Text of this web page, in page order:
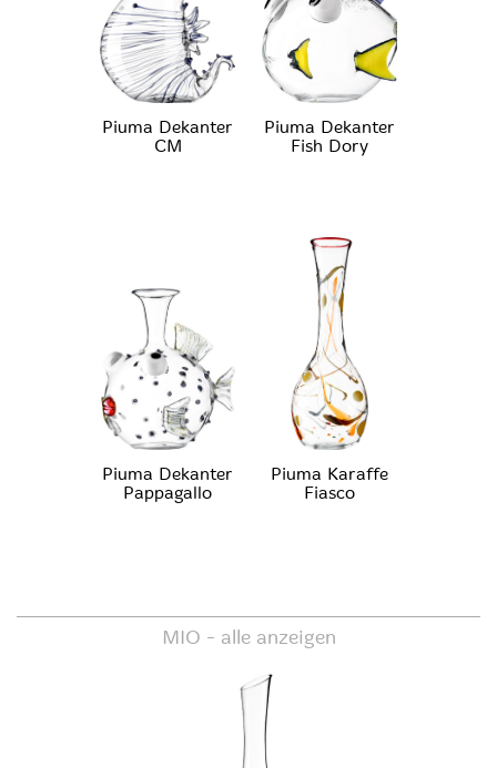
Piuma Dekanter
CM
Piuma Dekanter
Fish Dory
Piuma Dekanter
Pappagallo
Piuma Karaffe
Fiasco
MIO - alle anzeigen